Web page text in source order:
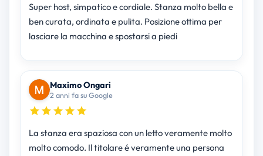
Super host, simpatico e cordiale. Stanza molto bella e
ben curata, ordinata e pulita. Posizione ottima per
lasciare la macchina e spostarsi a piedi
Maximo Ongari
2 anni fa su Google
La stanza era spaziosa con un letto veramente molto
molto comodo. Il titolare é veramente una persona